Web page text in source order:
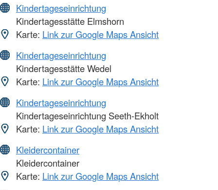
Kindertageseinrichtung
Kindertagesstätte Elmshorn
Karte: Link zur Google Maps Ansicht
Kindertageseinrichtung
Kindertagesstätte Wedel
Karte: Link zur Google Maps Ansicht
Kindertageseinrichtung
Kindertageseinrichtung Seeth-Ekholt
Karte: Link zur Google Maps Ansicht
Kleidercontainer
Kleidercontainer
Karte: Link zur Google Maps Ansicht